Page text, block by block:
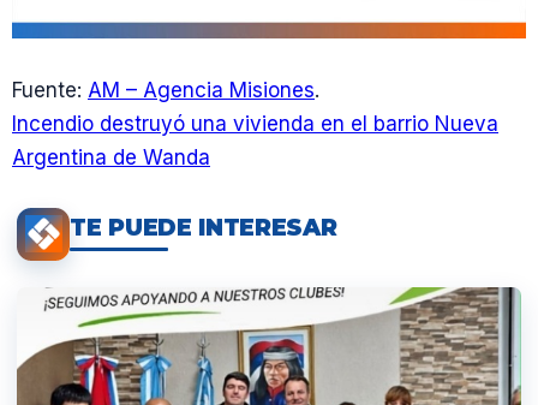
Fuente: AM – Agencia Misiones.
Incendio destruyó una vivienda en el barrio Nueva
Argentina de Wanda
TE PUEDE INTERESAR